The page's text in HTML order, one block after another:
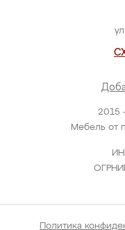
2015
Мебель от
Политика